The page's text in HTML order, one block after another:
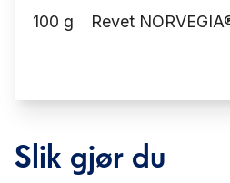
100 g Revet
Slik gjør du